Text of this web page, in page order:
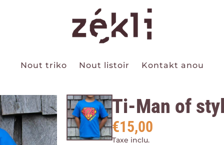
Nout triko Nout listoir Kontakt anou
Ti-Man of
€15,00
Taxe inclu.